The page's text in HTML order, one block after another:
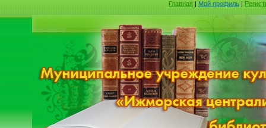
Главная | Мой профиль |